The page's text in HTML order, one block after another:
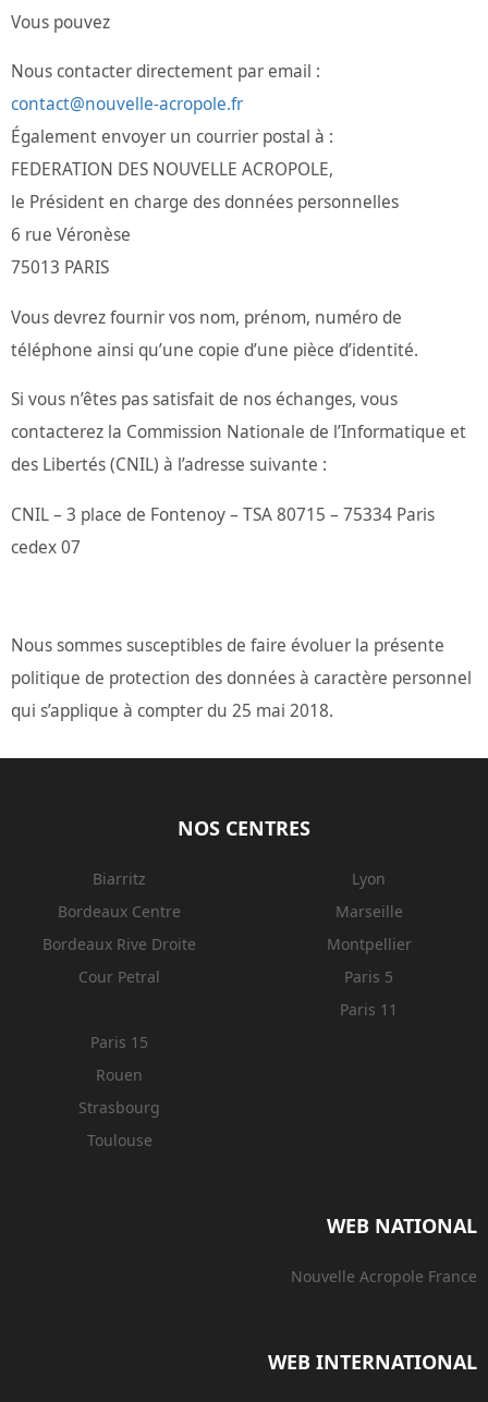
Vous pouvez
Nous contacter directement par email :
contact@nouvelle-acropole.fr
Également envoyer un courrier postal à :
FEDERATION DES NOUVELLE ACROPOLE,
le Président en charge des données personnelles
6 rue Véronèse
75013 PARIS
Vous devrez fournir vos nom, prénom, numéro de
téléphone ainsi qu’une copie d’une pièce d’identité.
Si vous n’êtes pas satisfait de nos échanges, vous
contacterez la Commission Nationale de l’Informatique et
des Libertés (CNIL) à l’adresse suivante :
CNIL – 3 place de Fontenoy – TSA 80715 – 75334 Paris
cedex 07
Nous sommes susceptibles de faire évoluer la présente
politique de protection des données à caractère personnel
qui s’applique à compter du 25 mai 2018.
NOS CENTRES
Biarritz
Bordeaux Centre
Bordeaux Rive Droite
Cour Petral
Lyon
Marseille
Montpellier
Paris 5
Paris 11
Paris 15
Rouen
Strasbourg
Toulouse
WEB NATIONAL
Nouvelle Acropole France
WEB INTERNATIONAL